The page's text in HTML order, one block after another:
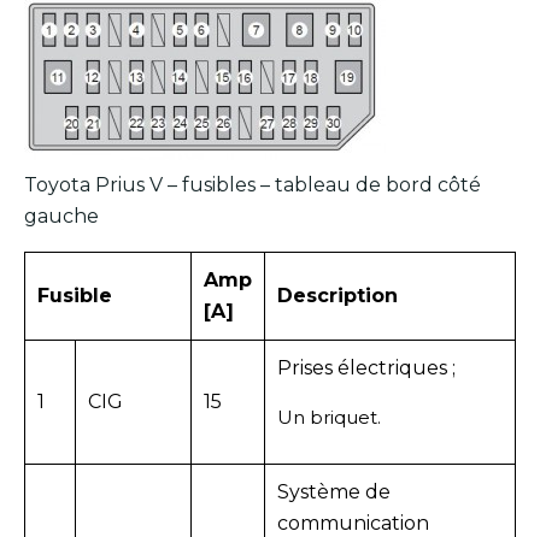
Toyota Prius V – fusibles – tableau de bord côté
gauche
Fusible
Amp
[A]
Description
1 CIG 15
Prises électriques ;
Un briquet.
Système de
communication